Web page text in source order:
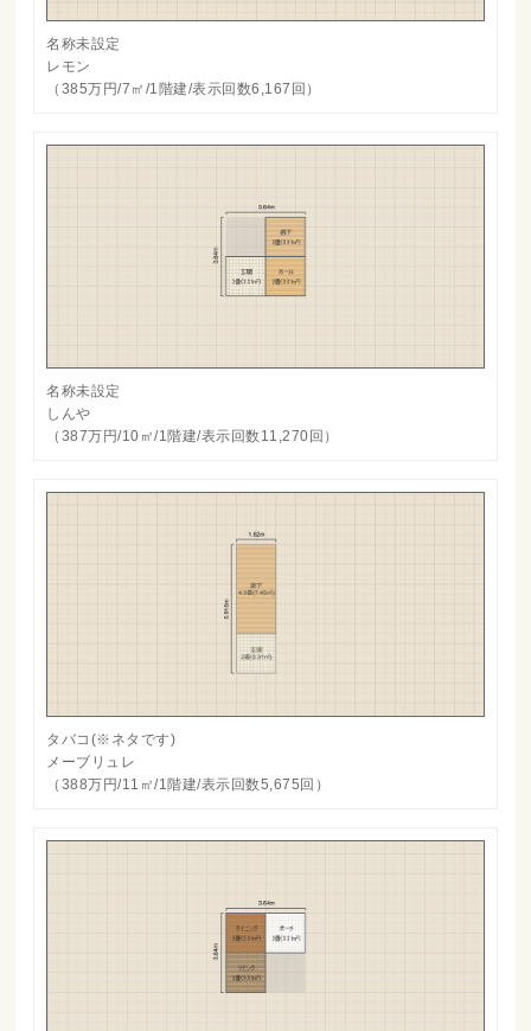
名称未設定
レモン
（385万円/7㎡/1階建/表示回数6,167回）
名称未設定
しんや
（387万円/10㎡/1階建/表示回数11,270回）
タバコ(※ネタです)
メーブリュレ
（388万円/11㎡/1階建/表示回数5,675回）